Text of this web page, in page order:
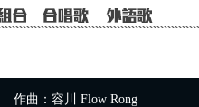
作曲：容川 Flow Rong